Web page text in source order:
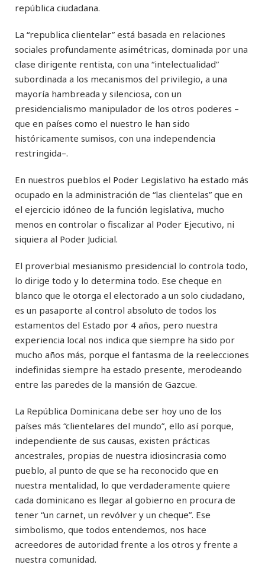
república ciudadana.
La “republica clientelar” está basada en relaciones
sociales profundamente asimétricas, dominada por una
clase dirigente rentista, con una “intelectualidad”
subordinada a los mecanismos del privilegio, a una
mayoría hambreada y silenciosa, con un
presidencialismo manipulador de los otros poderes –
que en países como el nuestro le han sido
históricamente sumisos, con una independencia
restringida–.
En nuestros pueblos el Poder Legislativo ha estado más
ocupado en la administración de “las clientelas” que en
el ejercicio idóneo de la función legislativa, mucho
menos en controlar o fiscalizar al Poder Ejecutivo, ni
siquiera al Poder Judicial.
El proverbial mesianismo presidencial lo controla todo,
lo dirige todo y lo determina todo. Ese cheque en
blanco que le otorga el electorado a un solo ciudadano,
es un pasaporte al control absoluto de todos los
estamentos del Estado por 4 años, pero nuestra
experiencia local nos indica que siempre ha sido por
mucho años más, porque el fantasma de la reelecciones
indefinidas siempre ha estado presente, merodeando
entre las paredes de la mansión de Gazcue.
La República Dominicana debe ser hoy uno de los
países más “clientelares del mundo”, ello así porque,
independiente de sus causas, existen prácticas
ancestrales, propias de nuestra idiosincrasia como
pueblo, al punto de que se ha reconocido que en
nuestra mentalidad, lo que verdaderamente quiere
cada dominicano es llegar al gobierno en procura de
tener “un carnet, un revólver y un cheque”. Ese
simbolismo, que todos entendemos, nos hace
acreedores de autoridad frente a los otros y frente a
nuestra comunidad.